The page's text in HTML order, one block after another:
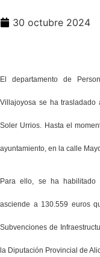
30 octubre 2024
El departamento de
Villajoyosa se ha
Soler Urrios. Hasta el
ayuntamiento, en la calle
Para ello, se ha habilitado
asciende a 130.559 euros
Subvenciones de
la Diputación Provincial de